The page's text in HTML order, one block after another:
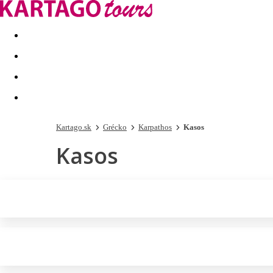
Last minute Dovolenkové kluby
Kartago.sk Grécko Karpathos Kasos
Kasos